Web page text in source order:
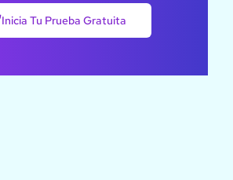
Inicia Tu Prueba Gratuita